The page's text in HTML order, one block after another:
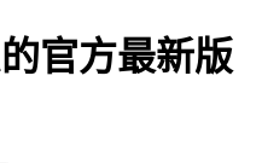
官方最新版